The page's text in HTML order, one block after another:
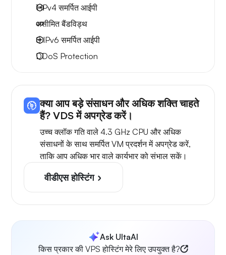
1 IPv4समर्पित आईपी
असीमित बैंडविड्थ
8 IPv6समर्पित आईपी
DDoS Protection
क्या आप बड़े संसाधन और अधिक शक्ति चाहते
हैं? VDS में अपग्रेड करें।
उच्च क्लॉक गति वाले 4.3 GHz CPU और अधिक
संसाधनों के साथ समर्पित VM प्रदर्शन में अपग्रेड करें,
ताकि आप अधिक भार वाले कार्यभार को संभाल सकें।
वीडीएस होस्टिंग
Ask UltaAI
किस प्रकार की VPS होस्टिंग मेरे लिए उपयुक्त है?